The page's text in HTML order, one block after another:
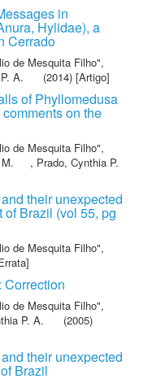
in
Hylidae), a
Cerrado
de Mesquita Filho",
A. (2014) [Artigo]
of Phyllomedusa
on the
de Mesquita Filho",
, Prado, Cynthia P.
their unexpected
Brazil (vol 55, pg
de Mesquita Filho",
Correction
de Mesquita Filho",
P. A.
(2005)
their unexpected
Brazil